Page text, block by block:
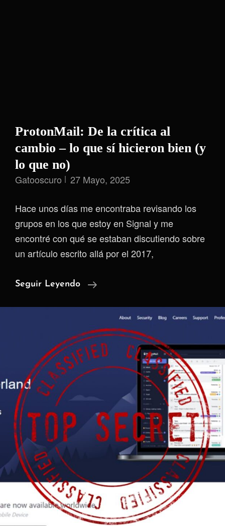
ProtonMail: De la crítica al
cambio – lo que sí hicieron bien (y
lo que no)
Gatooscuro 27 Mayo, 2025
Hace unos días me encontraba revisando los
grupos en los que estoy en Signal y me
encontré con qué se estaban discutiendo sobre
un artículo escrito allá por el 2017,
Seguir Leyendo
ProtonMail:
Crítica
Al
Cambio
Sí
Hicieron
Lo
Que
No)